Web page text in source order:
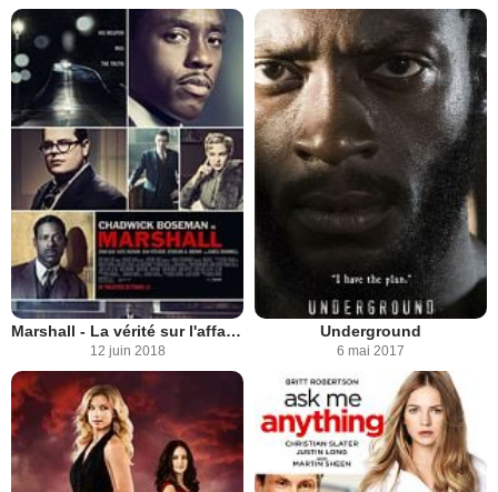
Marshall - La vérité sur l'affaire Spell
12 juin 2018
Underground
6 mai 2017